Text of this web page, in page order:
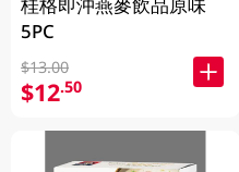
5PC
$13.00
$12.50